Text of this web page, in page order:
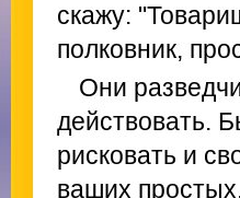
скажу:
полковник,
Они
действовать.
рисковать и
ваших